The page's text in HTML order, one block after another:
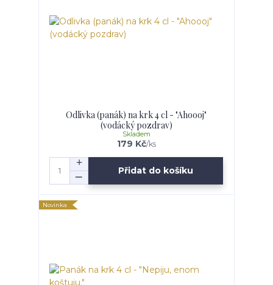
Odlivka (panák) na krk 4 cl - "Ahoooj"
(vodácký pozdrav)
179 Kč/ks
Skladem
Přidat do košíku
Novinka